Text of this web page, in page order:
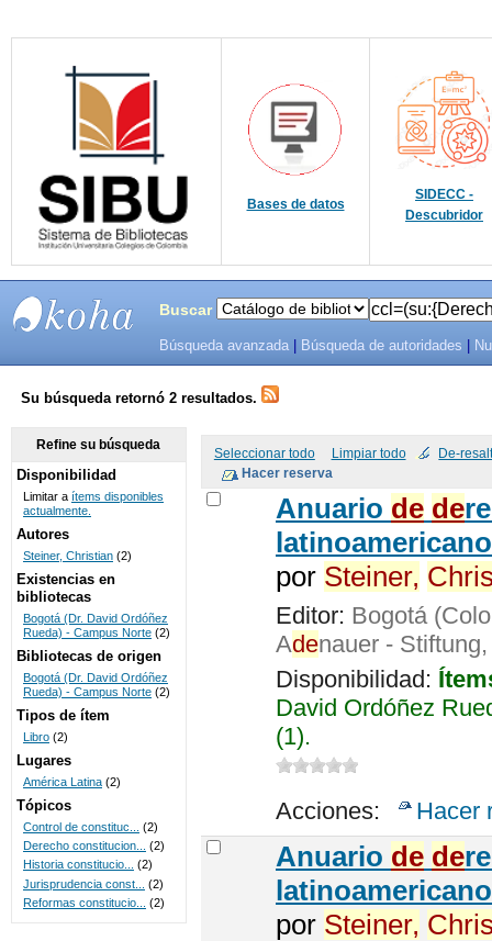
Bases de datos
SIDECC -
Descubridor
SISTEMAS
DE
BIBLIOTECAS
UNICOC
Buscar
Búsqueda avanzada Búsqueda de autoridades
Su búsqueda retornó 2 resultados.
Seleccionar todo Limpiar todo De-
Anuario de de
por Steiner,
Editor: Bogotá
Adenauer -
Disponibilidad:
David Ordóñez
(1).
Acciones: Hacer
Anuario de de
por Steiner,
Refine su búsqueda
Disponibilidad
Limitar a ítems disponibles
actualmente.
Autores
Steiner, Christian (2)
Existencias en
bibliotecas
Bogotá (Dr. David Ordóñez
Rueda) - Campus Norte (2)
Bibliotecas de origen
Bogotá (Dr. David Ordóñez
Rueda) - Campus Norte (2)
Tipos de ítem
Libro (2)
Lugares
América Latina (2)
Tópicos
Control de constituc...
(2)
Derecho constitucion...
(2)
Historia constitucio... (2)
Jurisprudencia const...
(2)
Reformas constitucio...
(2)